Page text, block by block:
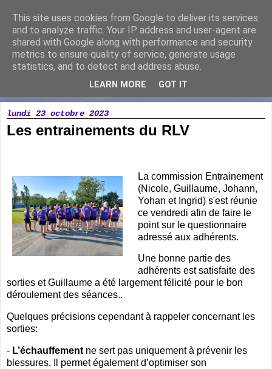
Running Loisir Vicomtais
Association de course à pied à la Chaize le Vicomte
lundi 23 octobre 2023
Les entrainements du RLV
La commission Entrainement
(Nicole, Guillaume, Johann,
Yohan et Ingrid) s'est réunie
ce vendredi afin de faire le
point sur le questionnaire
adressé aux adhérents.
Une bonne partie des
adhérents est satisfaite des
sorties et Guillaume a été largement félicité pour le bon
déroulement des séances..
Quelques précisions cependant à rappeler concernant les
sorties:
- L’échauffement ne sert pas uniquement à prévenir les
blessures. Il permet également d’optimiser son
This site uses cookies from Google to deliver its services
and to analyze traffic. Your IP address and user-agent are
shared with Google along with performance and security
metrics to ensure quality of service, generate usage
statistics, and to detect and address abuse.
LEARN MORE GOT IT